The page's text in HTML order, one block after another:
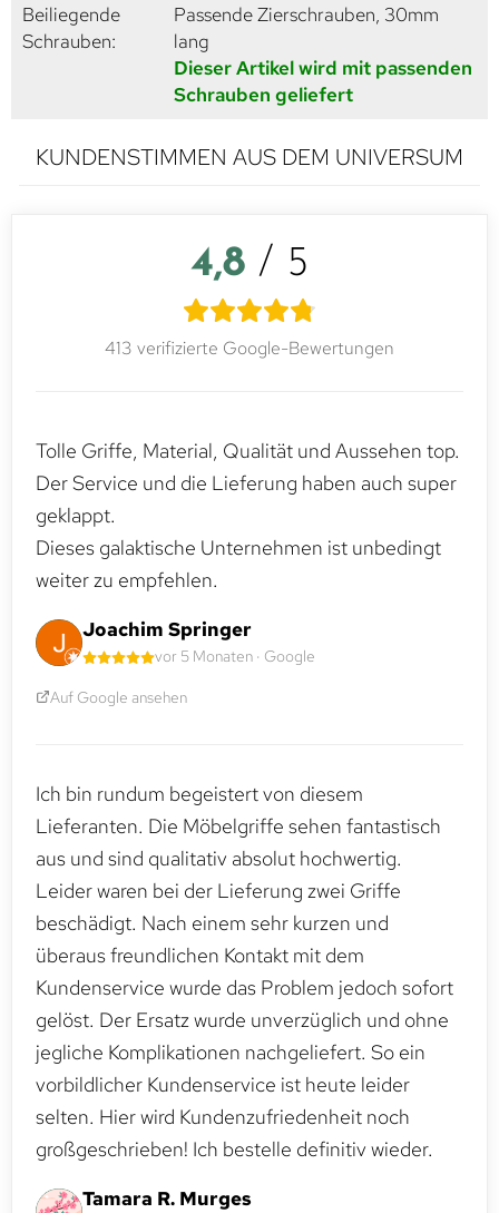
Beiliegende
Schrauben:
Passende Zierschrauben, 30mm
lang
Dieser Artikel wird mit passenden
Schrauben geliefert
KUNDENSTIMMEN AUS DEM UNIVERSUM
4,8 / 5
413 verifizierte Google-Bewertungen
Tolle Griffe, Material, Qualität und Aussehen top.
Der Service und die Lieferung haben auch super
geklappt.
Dieses galaktische Unternehmen ist unbedingt
weiter zu empfehlen.
Joachim Springer
vor 5 Monaten · Google
Auf Google ansehen
Ich bin rundum begeistert von diesem
Lieferanten. Die Möbelgriffe sehen fantastisch
aus und sind qualitativ absolut hochwertig.
Leider waren bei der Lieferung zwei Griffe
beschädigt. Nach einem sehr kurzen und
überaus freundlichen Kontakt mit dem
Kundenservice wurde das Problem jedoch sofort
gelöst. Der Ersatz wurde unverzüglich und ohne
jegliche Komplikationen nachgeliefert. So ein
vorbildlicher Kundenservice ist heute leider
selten. Hier wird Kundenzufriedenheit noch
großgeschrieben! Ich bestelle definitiv wieder.
Tamara R. Murges